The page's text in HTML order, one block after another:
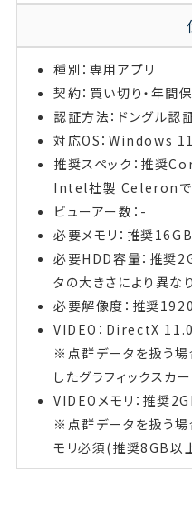
種別：専用アプリ
契約：買い切り・年間
認証方法：ドングル認
対応OS：Windows
推奨スペック：推奨
Intel社製 Celeronで
ビューアー数：-
必要メモリ：推奨
必要HDD容量：推奨
タの大きさにより異な
必要解像度：推奨
VIDEO：DirectX 11.0
※点群データを扱う場
したグラフィックスカ
VIDEOメモリ：推奨
※点群データを扱う
モリ必須(推奨8GB以